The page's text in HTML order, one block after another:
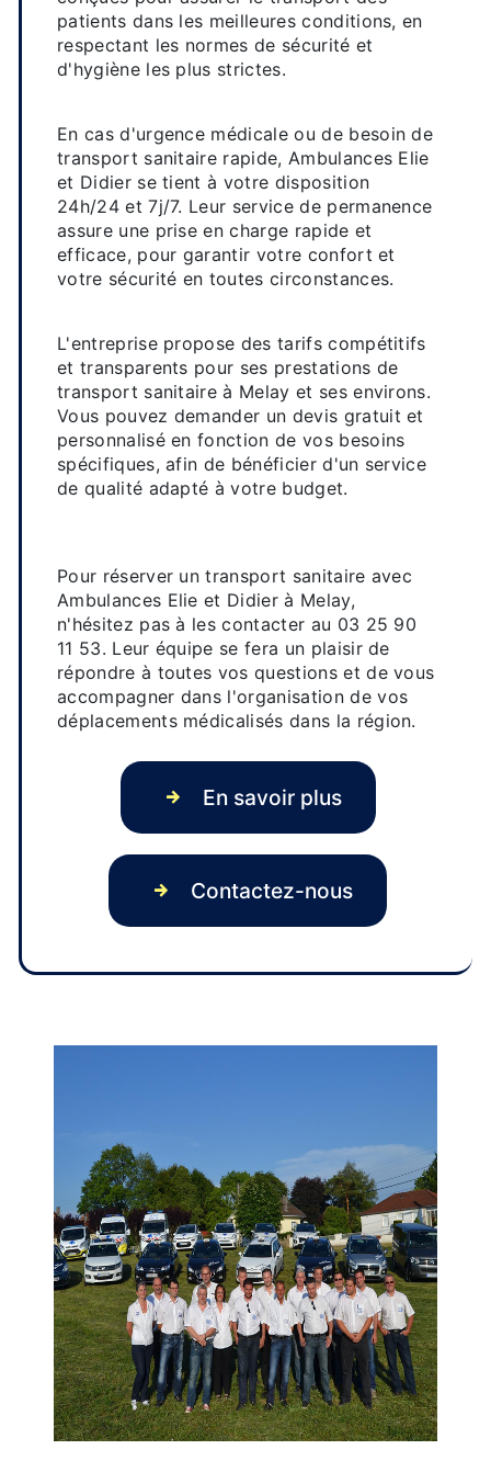
patients dans les meilleures conditions, en
respectant les normes de sécurité et
d'hygiène les plus strictes.
En cas d'urgence médicale ou de besoin de
transport sanitaire rapide, Ambulances Elie
et Didier se tient à votre disposition
24h/24 et 7j/7. Leur service de permanence
assure une prise en charge rapide et
efficace, pour garantir votre confort et
votre sécurité en toutes circonstances.
L'entreprise propose des tarifs compétitifs
et transparents pour ses prestations de
transport sanitaire à Melay et ses environs.
Vous pouvez demander un devis gratuit et
personnalisé en fonction de vos besoins
spécifiques, afin de bénéficier d'un service
de qualité adapté à votre budget.
Pour réserver un transport sanitaire avec
Ambulances Elie et Didier à Melay,
n'hésitez pas à les contacter au 03 25 90
11 53. Leur équipe se fera un plaisir de
répondre à toutes vos questions et de vous
accompagner dans l'organisation de vos
déplacements médicalisés dans la région.
En savoir plus
Contactez-nous